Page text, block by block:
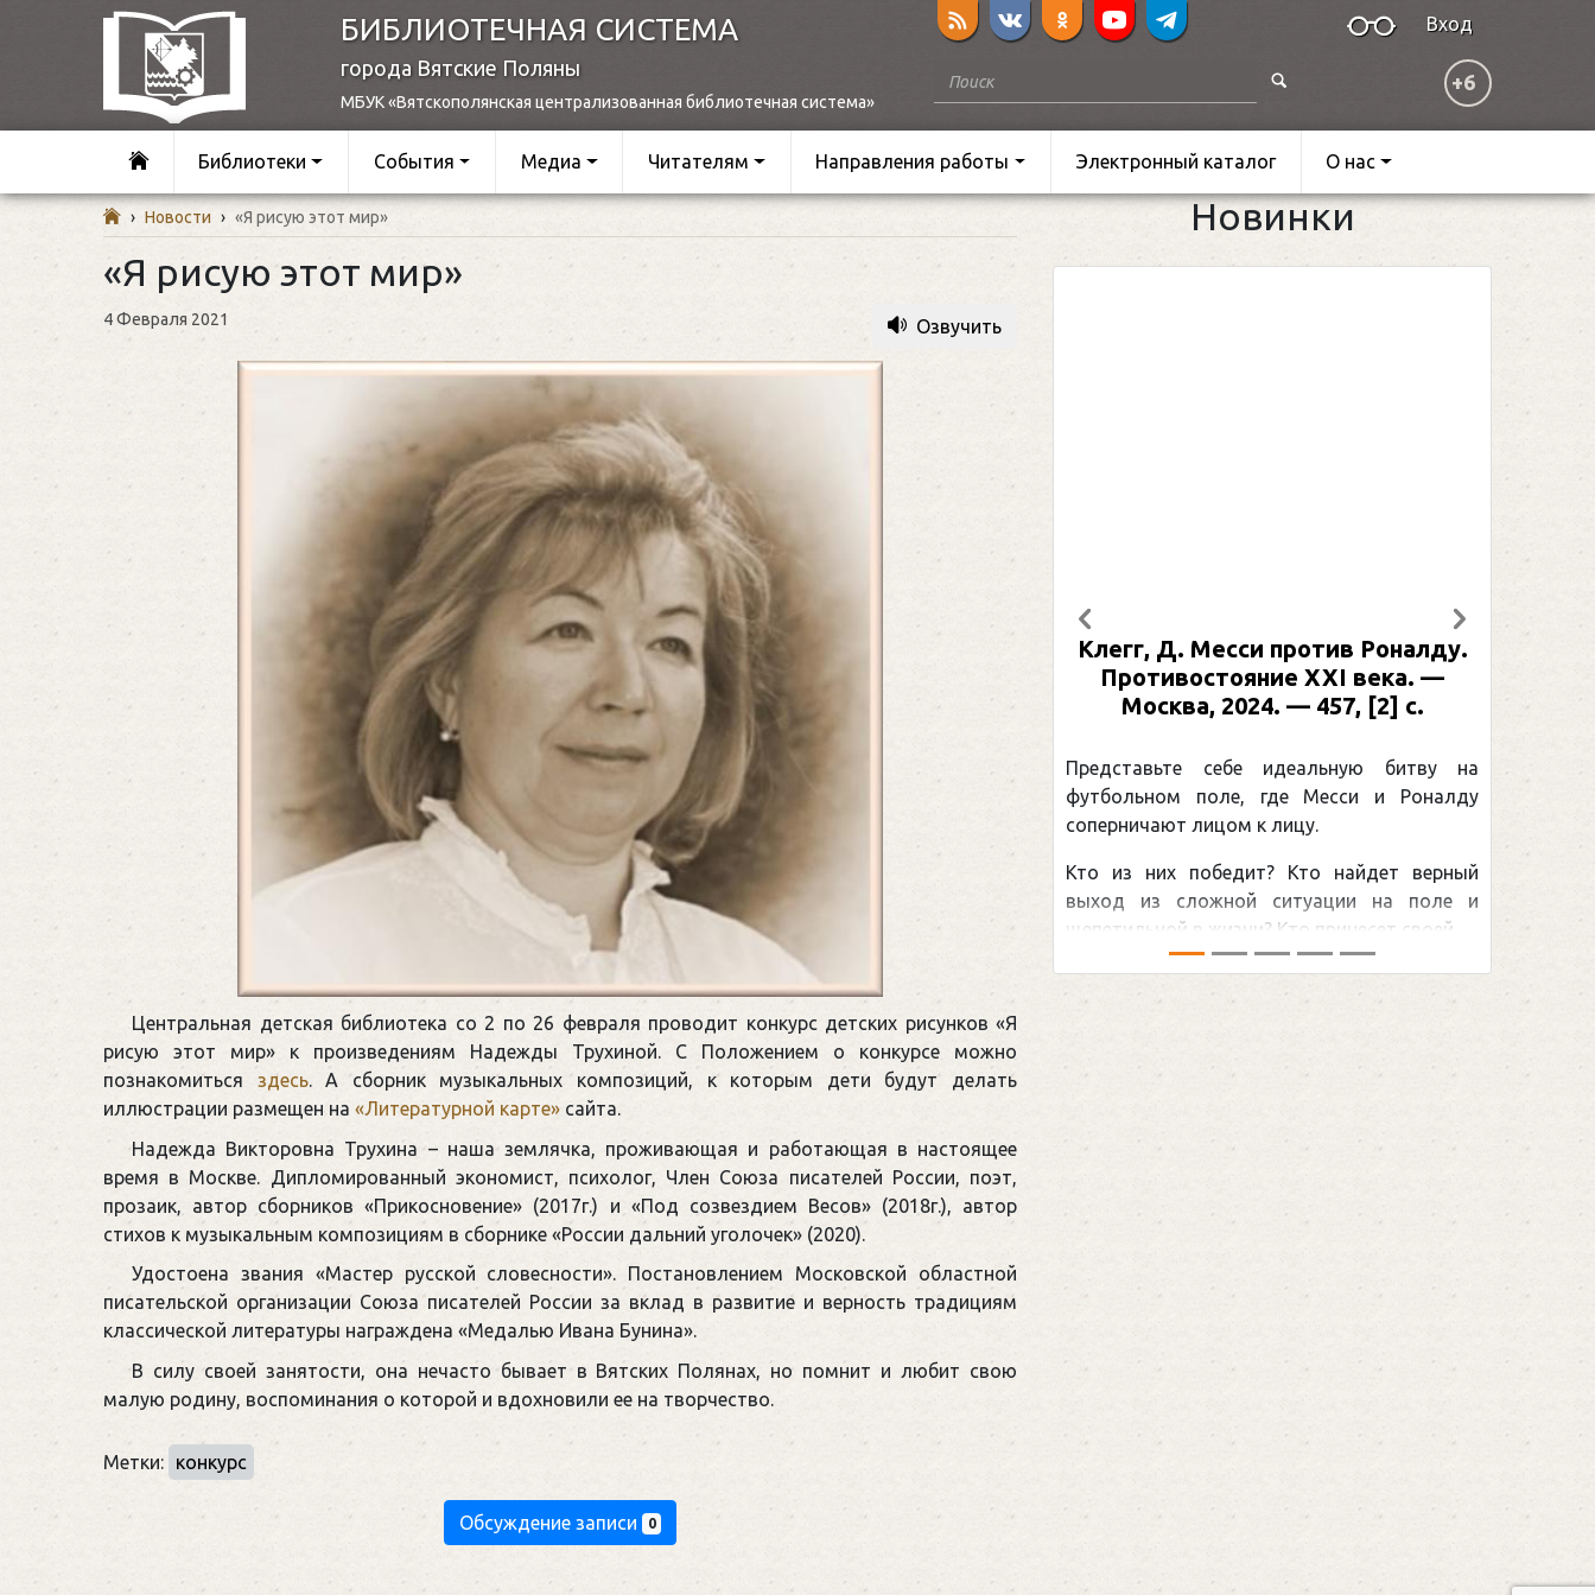
БИБЛИОТЕЧНАЯ СИСТЕМА
города Вятские Поляны
МБУК «Вятскополянская централизованная библиотечная система»
Вход
+6
Библиотеки События Медиа Читателям Направления работы Электронный каталог О нас
› Новости › «Я рисую этот мир»
«Я рисую этот мир»
4 Февраля 2021 Озвучить
Центральная детская библиотека со 2 по 26 февраля проводит конкурс детских рисунков «Я
рисую этот мир» к произведениям Надежды Трухиной. С Положением о конкурсе можно
познакомиться здесь. А сборник музыкальных композиций, к которым дети будут делать
иллюстрации размещен на «Литературной карте» сайта.
Надежда Викторовна Трухина – наша землячка, проживающая и работающая в настоящее
время в Москве. Дипломированный экономист, психолог, Член Союза писателей России, поэт,
прозаик, автор сборников «Прикосновение» (2017г.) и «Под созвездием Весов» (2018г.), автор
стихов к музыкальным композициям в сборнике «России дальний уголочек» (2020).
Удостоена звания «Мастер русской словесности». Постановлением Московской областной
писательской организации Союза писателей России за вклад в развитие и верность традициям
классической литературы награждена «Медалью Ивана Бунина».
В силу своей занятости, она нечасто бывает в Вятских Полянах, но помнит и любит свою
малую родину, воспоминания о которой и вдохновили ее на творчество.
Метки: конкурс
Обсуждение записи 0
Новинки
Клегг, Д. Месси против Роналду.
Противостояние XXI века. —
Москва, 2024. — 457, [2] с.
Представьте себе идеальную битву на
футбольном поле, где Месси и Роналду
соперничают лицом к лицу.
Кто из них победит? Кто найдет верный
выход из сложной ситуации на поле и
щепетильной в жизни? Кто принесет своей ...
Предыдущий Следующий